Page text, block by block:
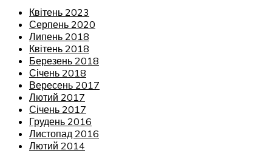
Квітень 2023
Серпень 2020
Липень 2018
Квітень 2018
Березень 2018
Січень 2018
Вересень 2017
Лютий 2017
Січень 2017
Грудень 2016
Листопад 2016
Лютий 2014